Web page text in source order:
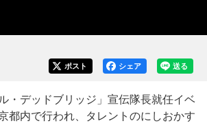
送る
シェア
ポスト
・デッドブリッジ」宣伝隊長就任イベ
都内で行われ、タレントのにしおかす